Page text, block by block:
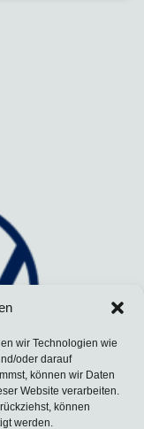
wir Technologien wie
oder darauf
können wir Daten
Website verarbeiten.
können
werden.